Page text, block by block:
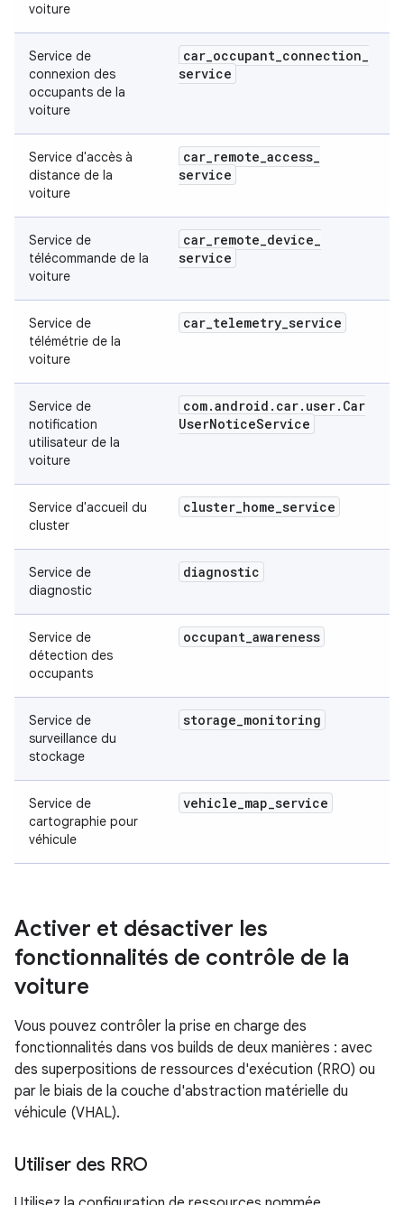
voiture
Service de
connexion des
occupants de la
voiture
car_occupant_connection_
service
Service d'accès à
distance de la
voiture
car_remote_access_
service
Service de
télécommande de la
voiture
car_remote_device_
service
Service de
télémétrie de la
voiture
car_telemetry_service
Service de
notification
utilisateur de la
voiture
com.android . car. user. Car
UserNoticeService
Service d'accueil du
cluster
cluster_home_service
Service de
diagnostic
diagnostic
Service de
détection des
occupants
occupant_awareness
Service de
surveillance du
stockage
storage_monitoring
Service de
cartographie pour
véhicule
vehicle_map_service
Activer et désactiver les
fonctionnalités de contrôle de la
voiture
Vous pouvez contrôler la prise en charge des
fonctionnalités dans vos builds de deux manières : avec
des superpositions de ressources d'exécution (RRO) ou
par le biais de la couche d'abstraction matérielle du
véhicule (VHAL).
Utiliser des RRO